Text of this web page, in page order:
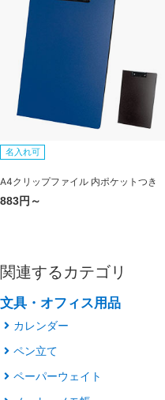
名入れ可
A4クリップファイル 内ポケットつき
883円～
関連するカテゴリ
文具・オフィス用品
カレンダー
ペン立て
ペーパーウェイト